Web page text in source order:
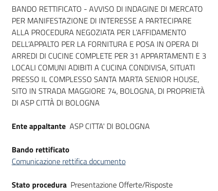
Dati del bando
BANDO RETTIFICATO - AVVISO DI INDAGINE DI MERCATO
PER MANIFESTAZIONE DI INTERESSE A PARTECIPARE
ALLA PROCEDURA NEGOZIATA PER L’AFFIDAMENTO
DELL’APPALTO PER LA FORNITURA E POSA IN OPERA DI
ARREDI DI CUCINE COMPLETE PER 31 APPARTAMENTI E 3
LOCALI COMUNI ADIBITI A CUCINA CONDIVISA, SITUATI
PRESSO IL COMPLESSO SANTA MARTA SENIOR HOUSE,
SITO IN STRADA MAGGIORE 74, BOLOGNA, DI PROPRIETÀ
DI ASP CITTÀ DI BOLOGNA
Ente appaltante ASP CITTA' DI BOLOGNA
Bando rettificato
Comunicazione rettifica documento
Stato procedura Presentazione Offerte/Risposte